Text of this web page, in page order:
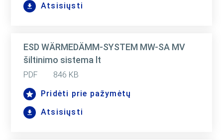
Atsisiųsti
ESD WÄRMEDÄMM-SYSTEM MW-SA MV
šiltinimo sistema lt
PDF
846 KB
Pridėti prie pažymėtų
Atsisiųsti